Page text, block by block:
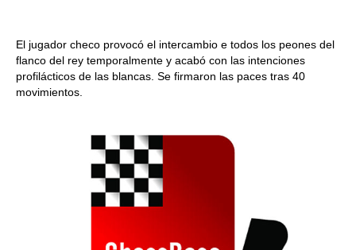
El jugador checo provocó el intercambio e todos los peones del
flanco del rey temporalmente y acabó con las intenciones
profilácticos de las blancas. Se firmaron las paces tras 40
movimientos.